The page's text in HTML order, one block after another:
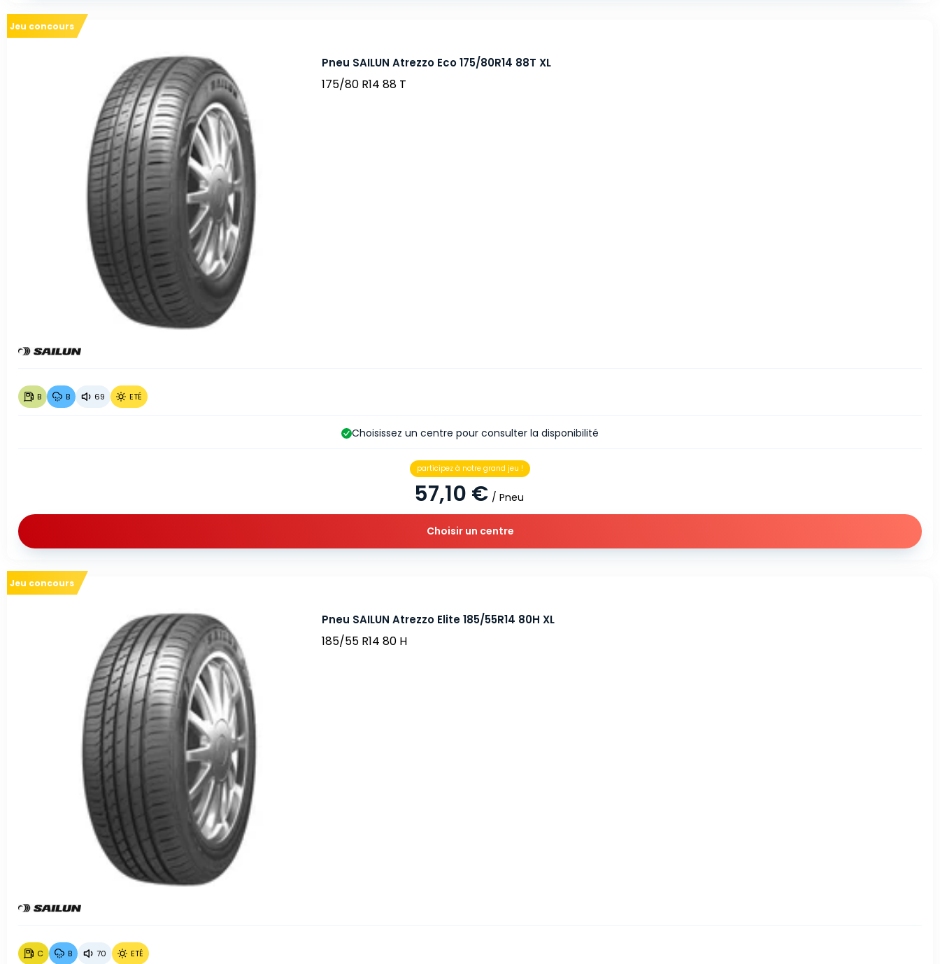
Jeu concours
Pneu SAILUN Atrezzo Eco 175/80R14 88T XL
175/80 R14 88 T
B B 69 ETÉ
57,10 € / Pneu
participez à notre grand jeu !
Choisissez un centre pour consulter la disponibilité
Choisir un centre
Jeu concours
Pneu SAILUN Atrezzo Elite 185/55R14 80H XL
185/55 R14 80 H
C B 70 ETÉ